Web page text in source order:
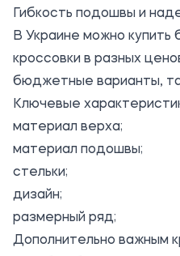
Гибкость подошвы и
В Украине можно купить
кроссовки в разных
бюджетные варианты,
Ключевые
материал верха;
материал подошвы;
стельки;
дизайн;
размерный ряд;
Дополнительно важным